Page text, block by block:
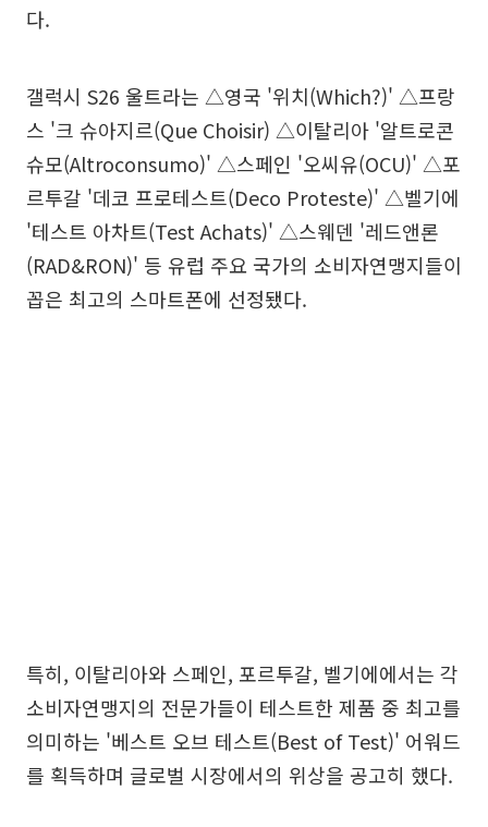
다.
갤럭시 S26 울트라는 △영국 '위치(Which?)' △프랑
스 '크 슈아지르(Que Choisir) △이탈리아 '알트로콘
슈모(Altroconsumo)' △스페인 '오씨유(OCU)' △포
르투갈 '데코 프로테스트(Deco Proteste)' △벨기에
'테스트 아차트(Test Achats)' △스웨덴 '레드앤론
(RAD&RON)' 등 유럽 주요 국가의 소비자연맹지들이
꼽은 최고의 스마트폰에 선정됐다.
특히, 이탈리아와 스페인, 포르투갈, 벨기에에서는 각
소비자연맹지의 전문가들이 테스트한 제품 중 최고를
의미하는 '베스트 오브 테스트(Best of Test)' 어워드
를 획득하며 글로벌 시장에서의 위상을 공고히 했다.